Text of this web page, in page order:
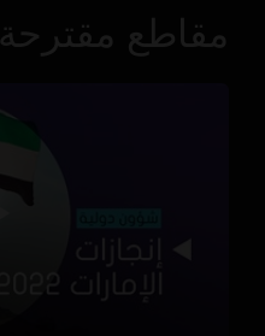
مقاطع مقترحة